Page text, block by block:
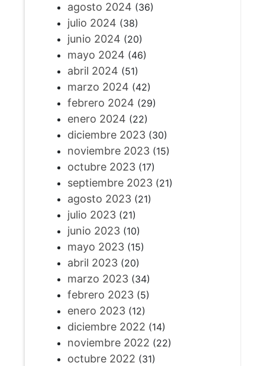
agosto 2024 (36)
julio 2024 (38)
junio 2024 (20)
mayo 2024 (46)
abril 2024 (51)
marzo 2024 (42)
febrero 2024 (29)
enero 2024 (22)
diciembre 2023(30)
noviembre 2023(15)
octubre 2023(17)
septiembre 2023(21)
agosto 2023(21)
julio 2023(21)
junio 2023(10)
mayo 2023(15)
abril 2023(20)
marzo 2023(34)
febrero 2023(5)
enero 2023(12)
diciembre 2022 (14)
noviembre 2022 (22)
octubre 2022 (31)